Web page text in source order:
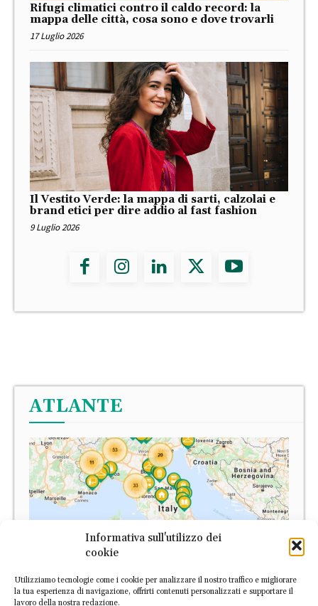
Informativa sull'utilizzo dei
cookie
Utilizziamo tecnologie come i cookie per analizzare il nostro traffico e migliorare
la tua esperienza di navigazione, offrirti contenuti personalizzati e supportare il
lavoro della nostra redazione.
Rifugi climatici contro il caldo record: la
mappa delle città, cosa sono e dove trovarli
17 Luglio 2026
Il Vestito Verde: la mappa di sarti, calzolai e
brand etici per dire addio al fast fashion
9 Luglio 2026
ATLANTE